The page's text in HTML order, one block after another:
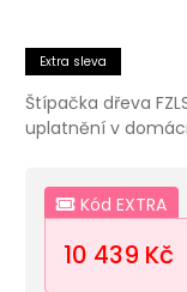
Extra sleva
Štípačka dřeva
uplatnění v
Kód EXTRA
10 439 Kč